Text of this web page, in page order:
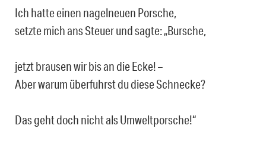
Ich hatte einen nagelneuen Porsche,
setzte mich ans Steuer und sagte: „Bursche,
jetzt brausen wir bis an die Ecke! –
Aber warum überfuhrst du diese Schnecke?
Das geht doch nicht als Umweltporsche!“